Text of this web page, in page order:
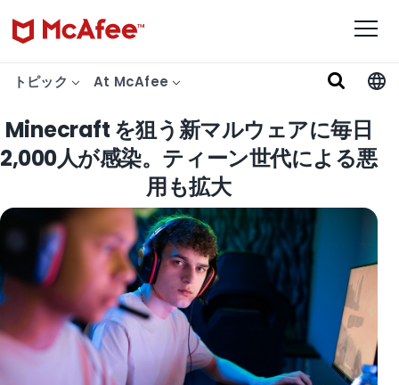
トピック At McAfee
Minecraft を狙う新マルウェアに毎日
2,000人が感染。ティーン世代による悪
用も拡大